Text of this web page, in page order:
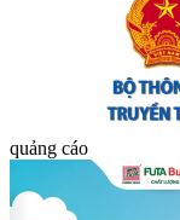
quảng cáo